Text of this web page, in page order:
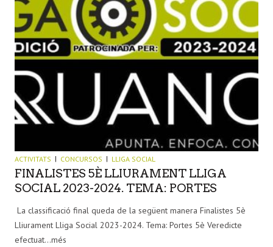
ACTIVITATS CONCURSOS LLIGA SOCIAL
FINALISTES 5È LLIURAMENT LLIGA
SOCIAL 2023-2024. TEMA: PORTES
La classificació final queda de la següent manera Finalistes 5è
Lliurament Lliga Social 2023-2024. Tema: Portes 5è Veredicte
efectuat...més